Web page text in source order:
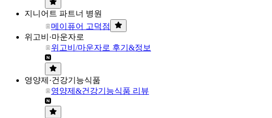
지니어트 파트너 병원
메이퓨어 고덕점
위고비·마운자로
위고비/마운자로 후기&정보
영양제·건강기능식품
영양제&건강기능식품 리뷰